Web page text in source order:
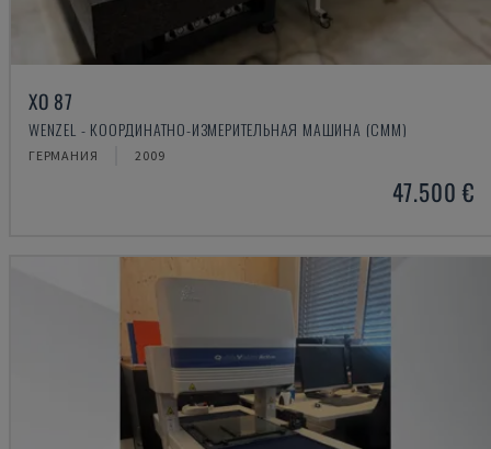
XO 87
WENZEL - КООРДИНАТНО-ИЗМЕРИТЕЛЬНАЯ МАШИНА (CMM)
ГЕРМАНИЯ 2009
47.500 €